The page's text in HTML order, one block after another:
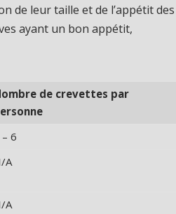
de leur taille et de l’appétit des
ayant un bon appétit,
de crevettes par
6
A
A